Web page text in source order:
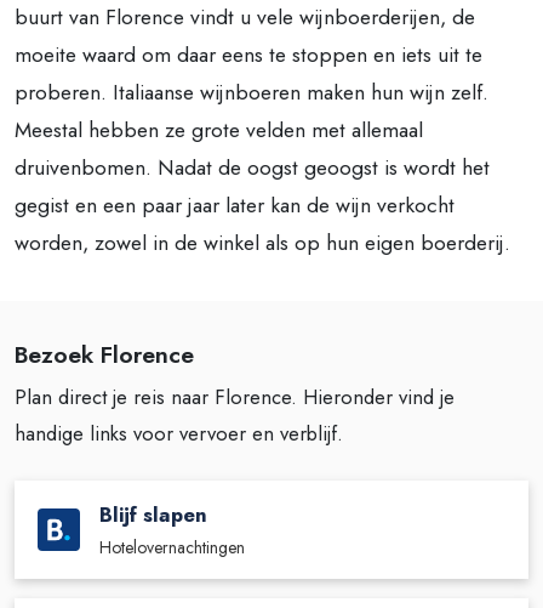
buurt van Florence vindt u vele wijnboerderijen, de
moeite waard om daar eens te stoppen en iets uit te
proberen. Italiaanse wijnboeren maken hun wijn zelf.
Meestal hebben ze grote velden met allemaal
druivenbomen. Nadat de oogst geoogst is wordt het
gegist en een paar jaar later kan de wijn verkocht
worden, zowel in de winkel als op hun eigen boerderij.
Bezoek Florence
Plan direct je reis naar Florence. Hieronder vind je
handige links voor vervoer en verblijf.
Blijf slapen
Hotelovernachtingen